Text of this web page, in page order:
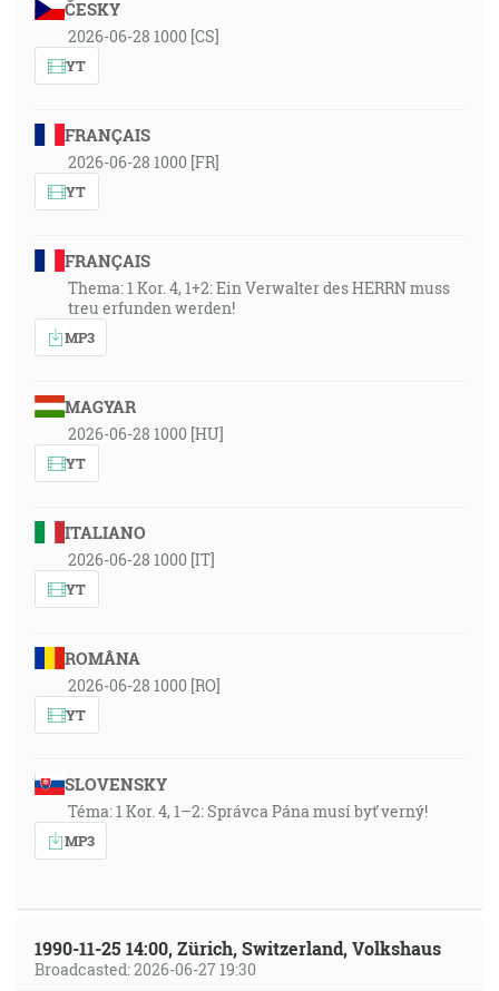
ČESKY
2026-06-28 1000 [CS]
YT
FRANÇAIS
2026-06-28 1000 [FR]
YT
FRANÇAIS
Thema: 1 Kor. 4, 1+2: Ein Verwalter des HERRN muss
treu erfunden werden!
MP3
MAGYAR
2026-06-28 1000 [HU]
YT
ITALIANO
2026-06-28 1000 [IT]
YT
ROMÂNA
2026-06-28 1000 [RO]
YT
SLOVENSKY
Téma: 1 Kor. 4, 1–2: Správca Pána musí byť verný!
MP3
1990-11-25 14:00, Zürich, Switzerland, Volkshaus
Broadcasted: 2026-06-27 19:30